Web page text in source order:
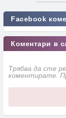
Facebook
Коментари в
Трябва да сте
коментирате.